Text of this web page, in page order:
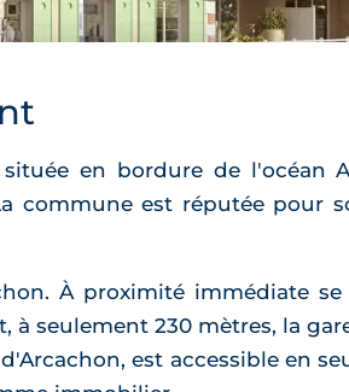
en bordure de l'océan
commune est réputée pour
À proximité immédiate
à seulement 230 mètres, la
est accessible en